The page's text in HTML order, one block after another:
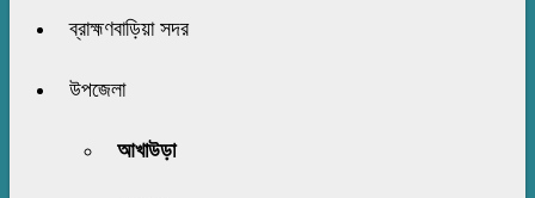
ব্রাহ্মণবাড়িয়া সদর
উপজেলা
আখাউড়া